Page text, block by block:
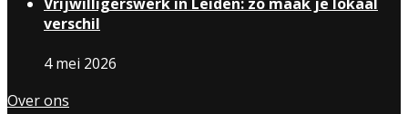
Vrijwilligerswerk in Leiden: zo maak je lokaal
verschil
4 mei 2026
Over ons